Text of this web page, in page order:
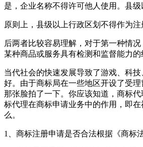
是，企业名称不得许可他人使用。县
原则上，县级以上行政区划不得作为
后两者比较容易理解，对于第一种情
某种商品或服务具有检测和监督能力
当代社会的快速发展导致了游戏、科
好。由于商标局在一些地区开设了受
那张脸拍了一下。你应该知道，商标
标代理在商标申请业务中的作用，即
么。
1、商标注册申请是否合法根据《商标